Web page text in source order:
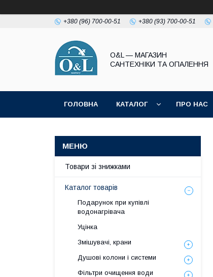
+380 (96) 700-00-51 +380 (93) 700-00-51
O&L — МАГАЗИН
САНТЕХНІКИ ТА ОПАЛЕННЯ
ГОЛОВНА КАТАЛОГ ПРО НАС
Товари зі знижками
Каталог товарів
Подарунок при купівлі
водонагрівача
Уцінка
Змішувачі, крани
Душові колони і системи
Фільтри очищення води